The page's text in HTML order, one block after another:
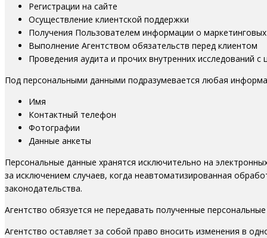
Регистрации на сайте
Осуществление клиентской поддержки
Получения Пользователем информации о
Выполнение Агентством обязательств перед клиентом
Проведения аудита и прочих внутренних исследований
Под персональными данными подразумевается любая
Имя
Контактный телефон
Фотографии
Данные анкеты
Персональные данные хранятся исключительно на
за исключением случаев, когда неавтоматизированная
законодательства.
Агентство обязуется не передавать полученные
Агентство оставляет за собой право вносить изменения в